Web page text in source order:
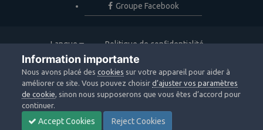
Groupe Facebook
Langue
Politique de confidentialité
Nous contacter
Copyright © 2020 Webastro
Powered by Invision Community
Information importante
Nous avons placé descookies sur votre appareil pour aider à
améliorer ce site. Vous pouvez choisird’ajuster vos paramètres
de cookie, sinon nous supposerons que vous êtes d’accord pour
continuer.
Accept Cookies Reject Cookies